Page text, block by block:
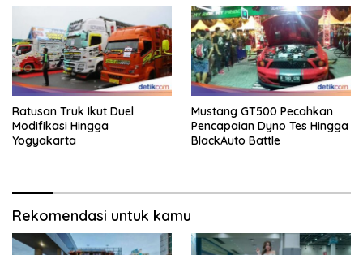
Ratusan Truk Ikut Duel
Modifikasi Hingga
Yogyakarta
Mustang GT500 Pecahkan
Pencapaian Dyno Tes Hingga
BlackAuto Battle
Rekomendasi untuk kamu